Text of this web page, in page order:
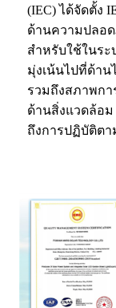
(IEC) ได้จัดตั้ง
ด้านความปลอ
สำหรับใช้ในระ
มุ่งเน้นไปที่ด้าน
รวมถึงสภาพก
ด้านสิ่งแวดล้อม
ถึงการปฏิบัติต